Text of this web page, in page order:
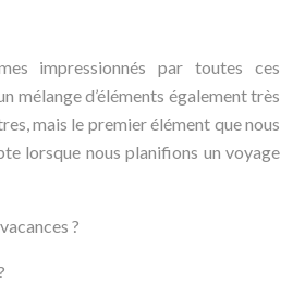
impressionnés par toutes ces
mélange d’éléments également très
mais le premier élément que nous
lorsque nous planifions un voyage
?